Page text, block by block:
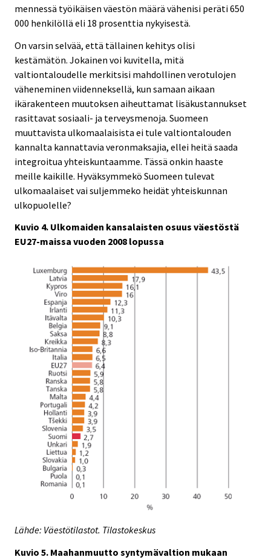
mennessä työikäisen väestön määrä vähenisi peräti 650
000 henkilöllä eli 18 prosenttia nykyisestä.
On varsin selvää, että tällainen kehitys olisi
kestämätön. Jokainen voi kuvitella, mitä
valtiontaloudelle merkitsisi mahdollinen verotulojen
väheneminen viidenneksellä, kun samaan aikaan
ikärakenteen muutoksen aiheuttamat lisäkustannukset
rasittavat sosiaali- ja terveysmenoja. Suomeen
muuttavista ulkomaalaisista ei tule valtiontalouden
kannalta kannattavia veronmaksajia, ellei heitä saada
integroitua yhteiskuntaamme. Tässä onkin haaste
meille kaikille. Hyväksymmekö Suomeen tulevat
ulkomaalaiset vai suljemmeko heidät yhteiskunnan
ulkopuolelle?
Kuvio 4. Ulkomaiden kansalaisten osuus väestöstä
EU27-maissa vuoden 2008 lopussa
Lähde: Väestötilastot. Tilastokeskus
Kuvio 5. Maahanmuutto syntymävaltion mukaan